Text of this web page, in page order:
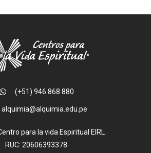
(+51) 946 868 880
alquimia@alquimia.edu.pe
para la vida Espiritual EIRL
RUC: 20606393378